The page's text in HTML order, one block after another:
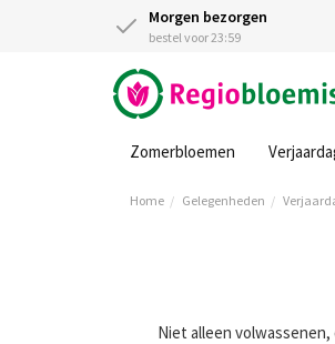
Morgen bezorgen
bestel voor 23:59
Zomerbloemen
Home Gelegenheden
Niet alleen